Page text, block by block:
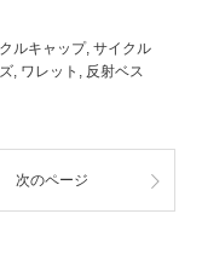
ルキャップ, サイクル
, ワレット , 反射ベス
次のページ